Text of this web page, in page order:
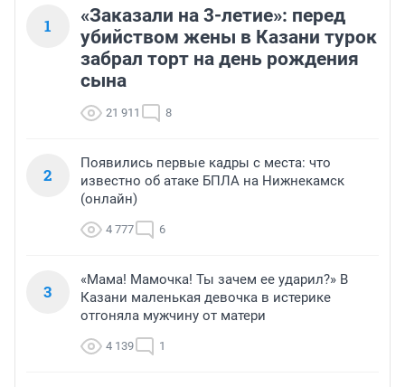
1
«Заказали на 3-летие»: перед
убийством жены в Казани турок
забрал торт на день рождения
сына
21 911 8
2
Появились первые кадры с места: что
известно об атаке БПЛА на Нижнекамск
(онлайн)
4 777 6
3
«Мама! Мамочка! Ты зачем ее ударил?» В
Казани маленькая девочка в истерике
отгоняла мужчину от матери
4 139 1